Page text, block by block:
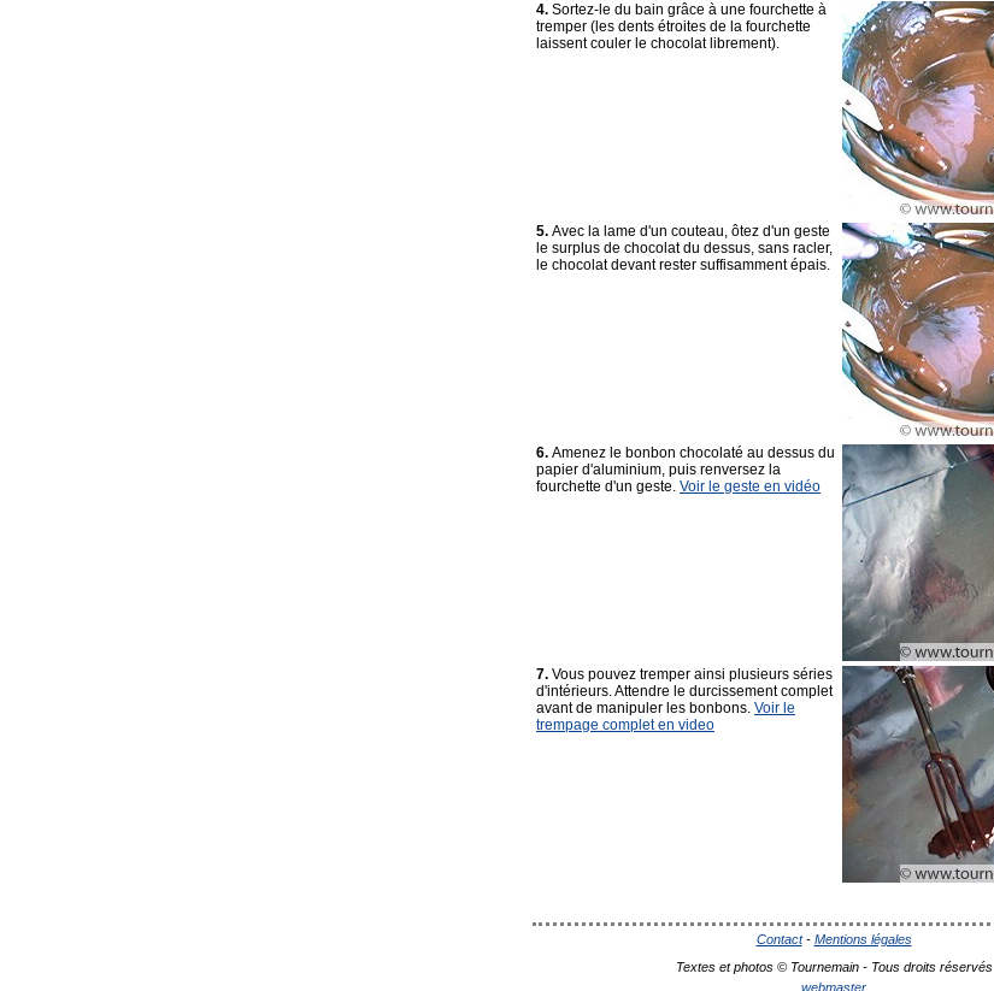
4. Sortez-le du bain grâce à une fourchette à
tremper (les dents étroites de la fourchette
laissent couler le chocolat librement).
5. Avec la lame d'un couteau, ôtez d'un geste
le surplus de chocolat du dessus, sans racler,
le chocolat devant rester suffisamment épais.
6. Amenez le bonbon chocolaté au dessus du
papier d'aluminium, puis renversez la
fourchette d'un geste. Voir le geste en vidéo
7. Vous pouvez tremper ainsi plusieurs séries
d'intérieurs. Attendre le durcissement complet
avant de manipuler les bonbons. Voir le
trempage complet en video
Contact- Mentions légales
Textes et photos © Tournemain - Tous droits réservés
webmaster